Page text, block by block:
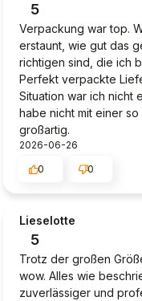
5
Verpackung war top.
erstaunt, wie gut das
richtigen sind, die ich
Perfekt verpackte
Situation war ich nicht
habe nicht mit einer
großartig.
2026-06-26
0
0
Lieselotte
5
Trotz der großen
wow. Alles wie
zuverlässiger und